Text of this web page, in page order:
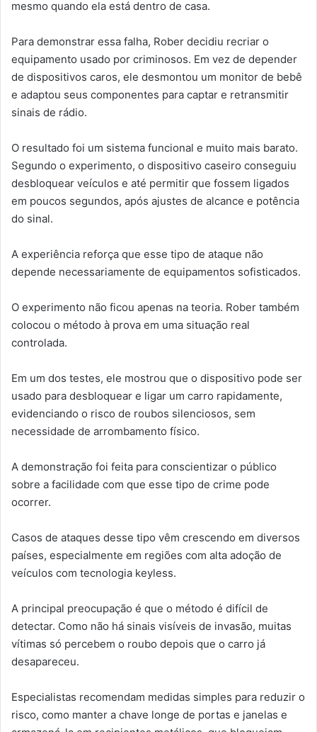
mesmo quando ela está dentro de casa.
Para demonstrar essa falha, Rober decidiu recriar o
equipamento usado por criminosos. Em vez de depender
de dispositivos caros, ele desmontou um monitor de bebê
e adaptou seus componentes para captar e retransmitir
sinais de rádio.
O resultado foi um sistema funcional e muito mais barato.
Segundo o experimento, o dispositivo caseiro conseguiu
desbloquear veículos e até permitir que fossem ligados
em poucos segundos, após ajustes de alcance e potência
do sinal.
A experiência reforça que esse tipo de ataque não
depende necessariamente de equipamentos sofisticados.
O experimento não ficou apenas na teoria. Rober também
colocou o método à prova em uma situação real
controlada.
Em um dos testes, ele mostrou que o dispositivo pode ser
usado para desbloquear e ligar um carro rapidamente,
evidenciando o risco de roubos silenciosos, sem
necessidade de arrombamento físico.
A demonstração foi feita para conscientizar o público
sobre a facilidade com que esse tipo de crime pode
ocorrer.
Casos de ataques desse tipo vêm crescendo em diversos
países, especialmente em regiões com alta adoção de
veículos com tecnologia keyless.
A principal preocupação é que o método é difícil de
detectar. Como não há sinais visíveis de invasão, muitas
vítimas só percebem o roubo depois que o carro já
desapareceu.
Especialistas recomendam medidas simples para reduzir o
risco, como manter a chave longe de portas e janelas e